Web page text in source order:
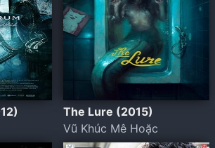
The Lure (2015)
Vũ Khúc Mê Hoặc